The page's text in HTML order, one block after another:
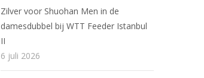
Zilver voor Shuohan Men in de
damesdubbel bij WTT Feeder Istanbul
II
6 juli 2026